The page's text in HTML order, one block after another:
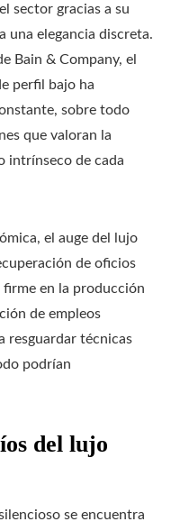
sector gracias a su
una elegancia discreta.
Bain & Company, el
perfil bajo ha
sobre todo
que valoran la
intrínseco de cada
el auge del lujo
de oficios
firme en la producción
de empleos
resguardar técnicas
podrían
del lujo
se encuentra